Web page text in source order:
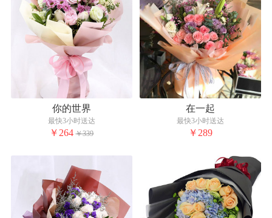
你的世界
最快3小时送达
￥264 ￥339
在一起
最快3小时送达
￥289